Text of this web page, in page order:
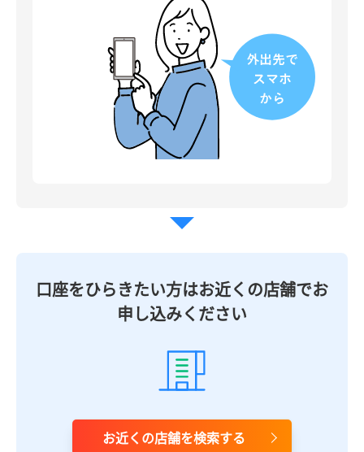
口座をひらきたい方はお近くの店舗でお
申し込みください
お近くの店舗を検索する